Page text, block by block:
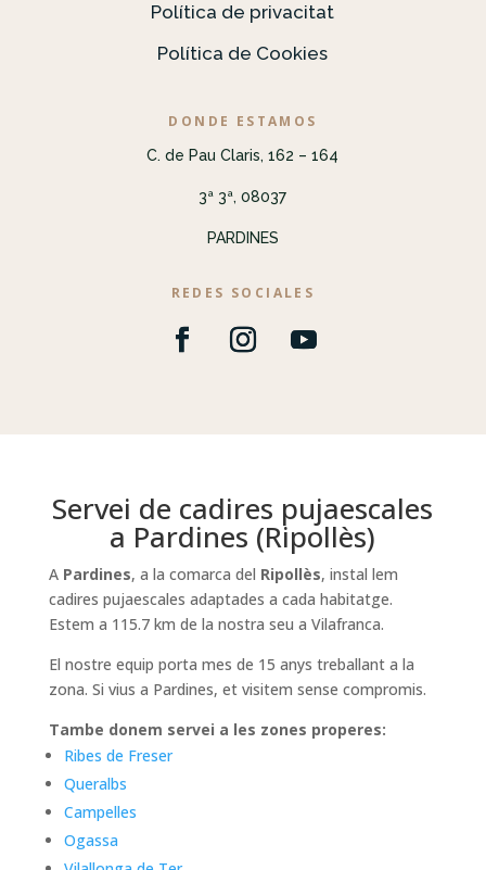
Política de privacitat
Política de Cookies
DONDE ESTAMOS
C. de Pau Claris, 162 – 164
3ª 3ª, 08037
PARDINES
REDES SOCIALES
Servei de cadires pujaescales
a Pardines (Ripollès)
A Pardines, a la comarca del Ripollès, instal lem
cadires pujaescales adaptades a cada habitatge.
Estem a 115.7 km de la nostra seu a Vilafranca.
El nostre equip porta mes de 15 anys treballant a la
zona. Si vius a Pardines, et visitem sense compromis.
Tambe donem servei a les zones properes:
Ribes de Freser
Queralbs
Campelles
Ogassa